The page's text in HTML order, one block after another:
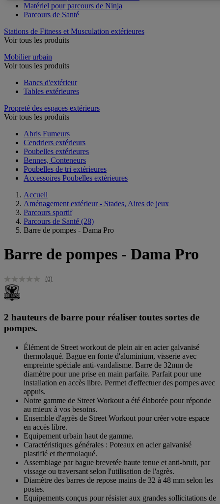
Matériel pour parcours de Ninja
Parcours de Santé
Stations de Fitness et Musculation extérieures
Voir tous les produits
Mobilier urbain
Voir tous les produits
Bancs d'extérieur
Tables extérieures
Propreté des espaces extérieurs
Voir tous les produits
Abris Fumeurs
Cendriers extérieurs
Poubelles extérieures
Bennes, Conteneurs
Poubelles de tri extérieures
Accessoires Poubelles extérieures
Accueil
Aménagement extérieur - Stades, Aires de jeux
Parcours sportif
Parcours de Santé (28)
Barre de pompes - Dama Pro
Barre de pompes - Dama Pro
(0)
2 hauteurs de barre pour réaliser toutes sortes de
pompes.
Élément de Street workout de plein air en acier galvanisé
thermolaqué. Bague en fonte d'aluminium, visserie avec
empreinte spéciale anti-vandalisme. Barre de 32mm de
diamètre pour une prise en main parfaite. Parfait pour une
installation en accès libre. Permet d'effectuer des pompes avec
appuis.
Notre gamme de Street Workout a été élaborée pour réponde
au mieux à vos besoins.
Ensemble d'agrès de Street Workout pour créer votre espace
en accès libre.
Equipement urbain haut de gamme.
Caractéristiques générales : Poteaux en acier galvanisé
plastifié et thermolaqué.
Assemblage par bague brevetée haute tenue et anti-bruit, par
vissage ou traversant selon l'utilisation de l'agrès.
Diamètre des barres de repose mains de 32 à 48 mm selon les
postes.
Equipements conçus pour résister aux grandes sollicitations de